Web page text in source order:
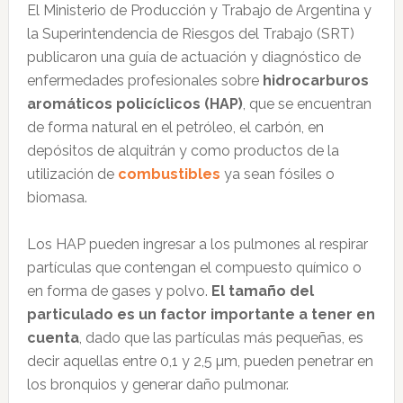
El Ministerio de Producción y Trabajo de Argentina y
la Superintendencia de Riesgos del Trabajo (SRT)
publicaron una guía de actuación y diagnóstico de
enfermedades profesionales sobre hidrocarburos
aromáticos policíclicos (HAP), que se encuentran
de forma natural en el petróleo, el carbón, en
depósitos de alquitrán y como productos de la
utilización de combustibles ya sean fósiles o
biomasa.
Los HAP pueden ingresar a los pulmones al respirar
partículas que contengan el compuesto químico o
en forma de gases y polvo. El tamaño del
particulado es un factor importante a tener en
cuenta, dado que las partículas más pequeñas, es
decir aquellas entre 0,1 y 2,5 µm, pueden penetrar en
los bronquios y generar daño pulmonar.